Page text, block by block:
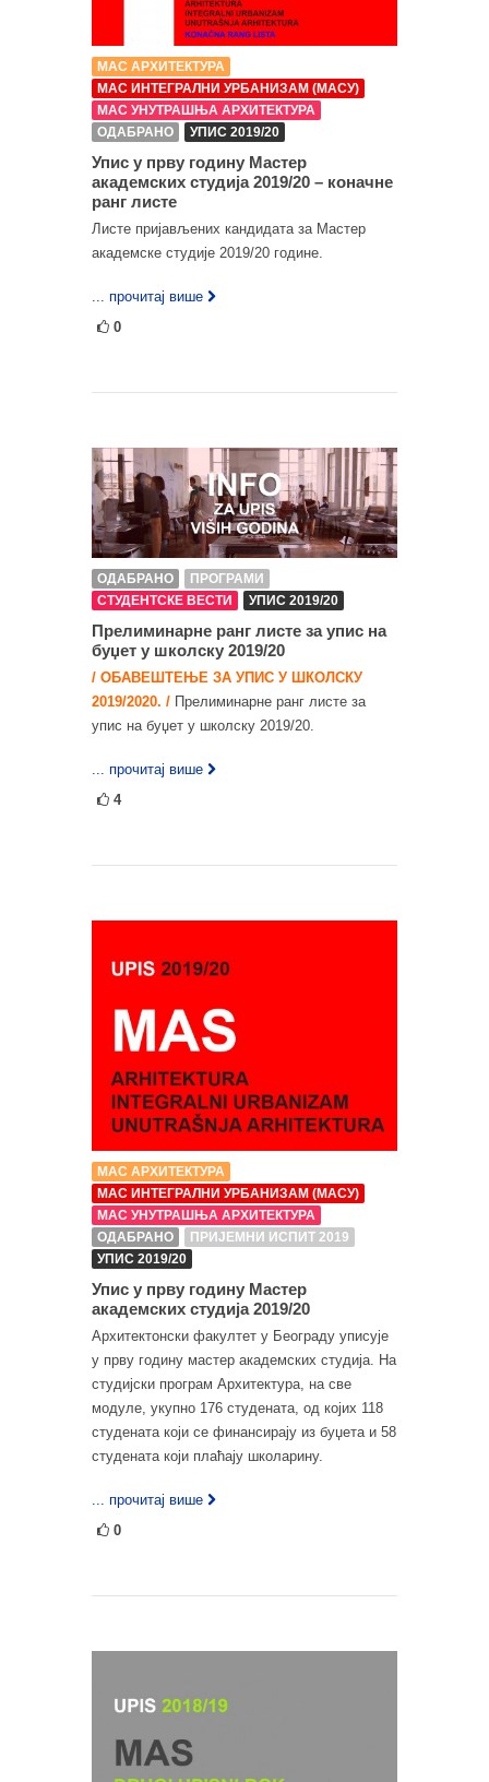
МАС АРХИТЕКТУРА
МАС ИНТЕГРАЛНИ УРБАНИЗАМ (МАСУ)
МАС УНУТРАШЊА АРХИТЕКТУРА
ОДАБРАНО
УПИС 2019/20
Упис у прву годину Мастер
академских студија 2019/20 – коначне
ранг листе
Листе пријављених кандидата за Мастер
академске студије 2019/20 године.
... прочитај више
0
ОДАБРАНО
ПРОГРАМИ
СТУДЕНТСКЕ ВЕСТИ
УПИС 2019/20
Прелиминарне ранг листе за упис на
буџет у школску 2019/20
/ ОБАВЕШТЕЊЕ ЗА УПИС У ШКОЛСКУ
2019/2020. / Прелиминарне ранг листе за
упис на буџет у школску 2019/20.
... прочитај више
4
МАС АРХИТЕКТУРА
МАС ИНТЕГРАЛНИ УРБАНИЗАМ (МАСУ)
МАС УНУТРАШЊА АРХИТЕКТУРА
ОДАБРАНО
ПРИЈЕМНИ ИСПИТ 2019
УПИС 2019/20
Упис у прву годину Мастер
академских студија 2019/20
Архитектонски факултет у Београду уписује
у прву годину мастер академских студија. На
студијски програм Архитектура, на све
модуле, укупно 176 студената, од којих 118
студената који се финансирају из буџета и 58
студената који плаћају школарину.
... прочитај више
0